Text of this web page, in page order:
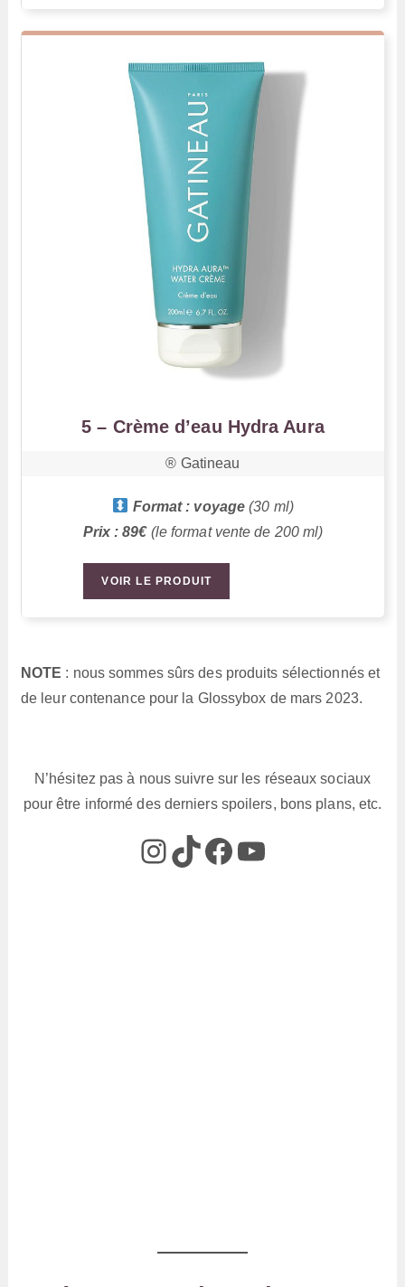
5 – Crème d’eau Hydra Aura
®️ Gatineau
Format : voyage (30 ml)
Prix : 89€(le format vente de 200 ml)
VOIR LE PRODUIT
NOTE : nous sommes sûrs des produits sélectionnés et
de leur contenance pour la Glossybox de mars 2023.
N’hésitez pas à nous suivre sur les réseaux sociaux
pour être informé des derniers spoilers, bons plans, etc.
@box_az_off
@box_az
Box AZ @Box-AZ